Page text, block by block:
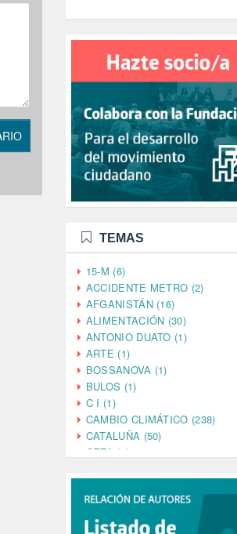
TEMAS
15-M (6)
ACCIDENTE METRO (2)
AFGANISTÁN (16)
ALIMENTACIÓN (30)
ANTONIO DUATO (1)
ARTE (1)
BOSSANOVA (1)
BULOS (1)
C I (1)
CAMBIO CLIMÁTICO (238)
CATALUÑA (50)
CETA (2)
CINE (35)
CIUDADANÍA (633)